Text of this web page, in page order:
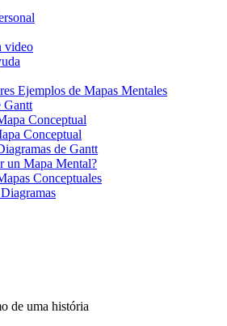
video
Ejemplos de Mapas Mentales
Gantt
Conceptual
Conceptual
de Gantt
un Mapa Mental?
Conceptuales
de uma história